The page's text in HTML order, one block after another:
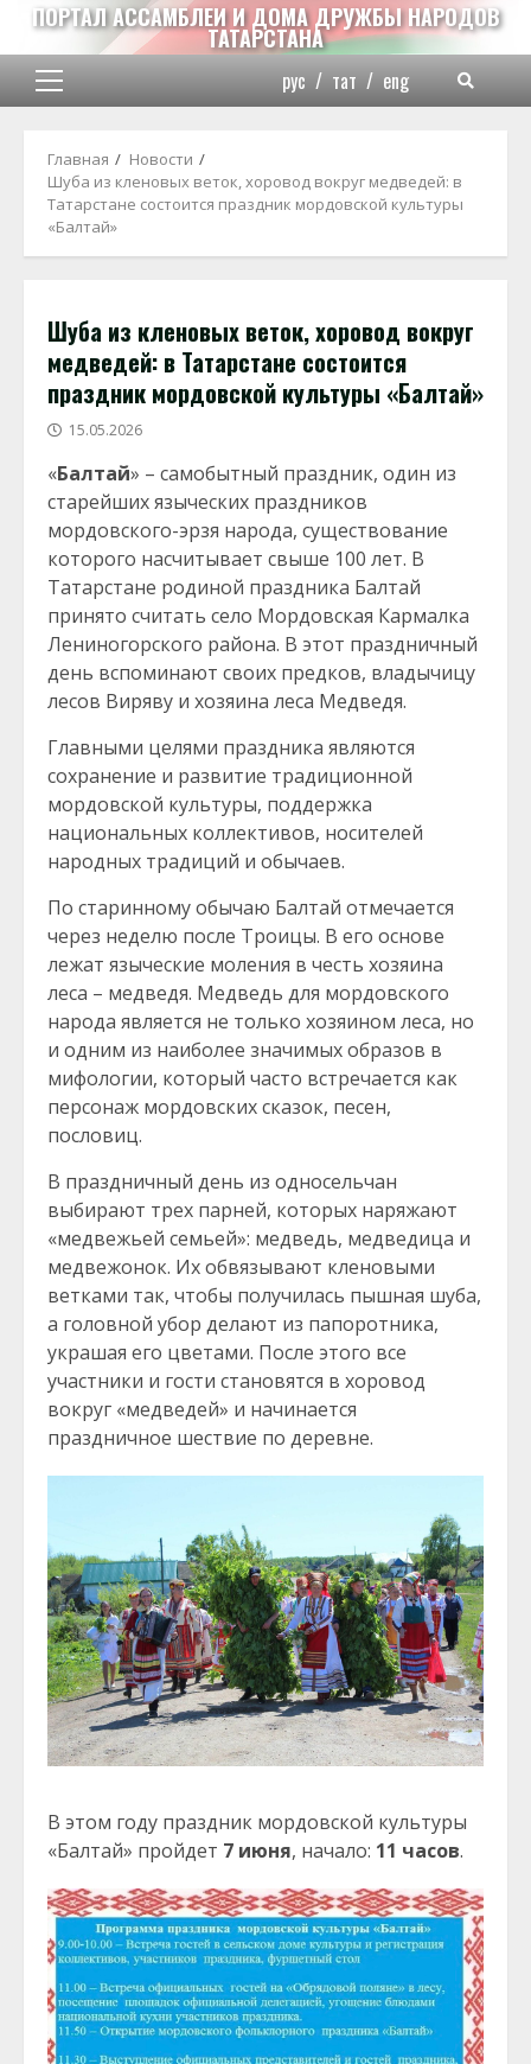
Перейти
содержимому
ПОРТАЛ АССАМБЛЕИ И ДОМА ДРУЖБЫ НАРОДОВ
ТАТАРСТАНА
Основное
рус / тат / eng
Главная
Новости
Шуба из кленовых веток, хоровод вокруг медведей: в
Татарстане состоится праздник мордовской культуры
«Балтай»
Шуба из кленовых веток, хоровод вокруг
медведей: в Татарстане состоится
праздник мордовской культуры «Балтай»
15.05.2026
«Балтай» – самобытный праздник, один из
старейших языческих праздников
мордовского-эрзя народа, существование
которого насчитывает свыше 100 лет. В
Татарстане родиной праздника Балтай
принято считать село Мордовская Кармалка
Лениногорского района. В этот праздничный
день вспоминают своих предков, владычицу
лесов Виряву и хозяина леса Медведя.
Главными целями праздника являются
сохранение и развитие традиционной
мордовской культуры, поддержка
национальных коллективов, носителей
народных традиций и обычаев.
По старинному обычаю Балтай отмечается
через неделю после Троицы. В его основе
лежат языческие моления в честь хозяина
леса – медведя. Медведь для мордовского
народа является не только хозяином леса, но
и одним из наиболее значимых образов в
мифологии, который часто встречается как
персонаж мордовских сказок, песен,
пословиц.
В праздничный день из односельчан
выбирают трех парней, которых наряжают
«медвежьей семьей»: медведь, медведица и
медвежонок. Их обвязывают кленовыми
ветками так, чтобы получилась пышная шуба,
а головной убор делают из папоротника,
украшая его цветами. После этого все
участники и гости становятся в хоровод
вокруг «медведей» и начинается
праздничное шествие по деревне.
В этом году праздник мордовской культуры
«Балтай» пройдет 7 июня, начало: 11 часов.